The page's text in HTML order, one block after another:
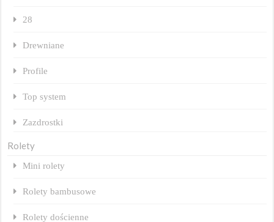
28
Drewniane
Profile
Top system
Zazdrostki
Rolety
Mini rolety
Rolety bambusowe
Rolety dościenne